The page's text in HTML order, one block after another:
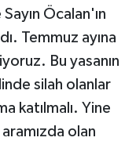
Öcalan'ın
Temmuz ayına
Bu yasanın
silah olanlar
katılmalı. Yine
olan